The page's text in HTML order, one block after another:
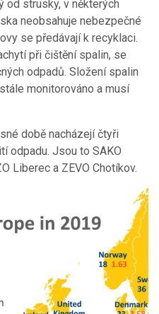
od strusky, v některých
neobsahuje nebezpečné
se předávají k recyklaci.
při čištění spalin, se
odpadů. Složení spalin
monitorováno a musí
době nacházejí čtyři
odpadu. Jsou to SAKO
Liberec a ZEVO Chotíkov.